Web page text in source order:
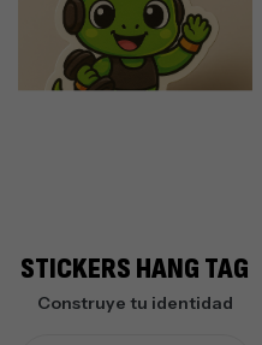
STICKERS HANG TAG
Construye tu identidad